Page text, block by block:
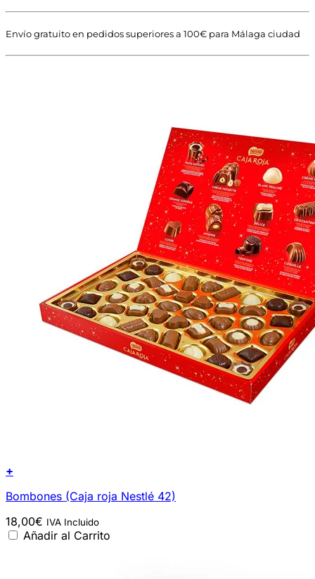
Envío gratuito en pedidos superiores a 100€ para Málaga ciudad
+
Bombones (Caja roja Nestlé 42)
18,00€ IVA Incluido
Añadir al Carrito